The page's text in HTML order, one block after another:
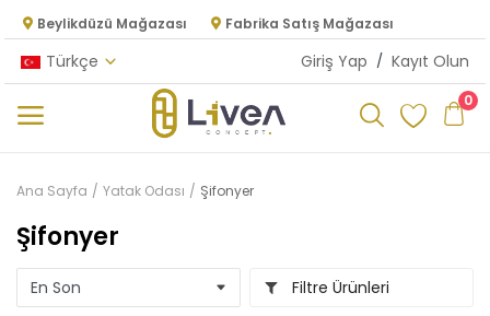
Beylikdüzü Mağazası Fabrika Satış Mağazası
Türkçe Giriş Yap / Kayıt Olun
0
Kategoriler
Ana Menü
Oturma Odası
Ana Sayfa Yatak Odası Şifonyer
Şifonyer
Filtre Ürünleri